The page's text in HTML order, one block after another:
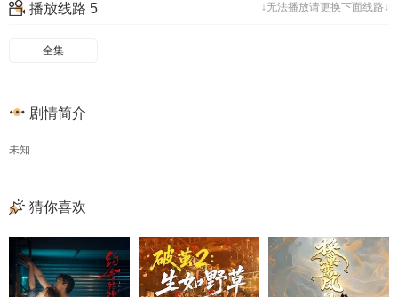
49 52
53
↓无法播放请更换下面线路↓
播放线路 5
全集
剧情简介
未知
猜你喜欢